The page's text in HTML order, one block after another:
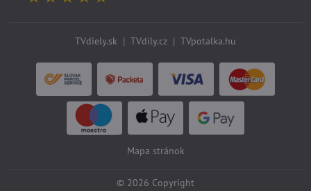
TVdiely.sk | TVdíly.cz | TVpotalka.hu
Mapa stránok
© 2026 Copyright